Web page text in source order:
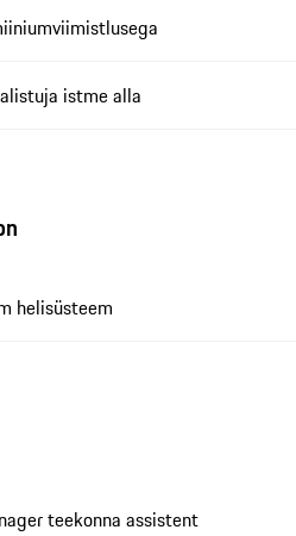
istme alla
helisüsteem
teekonna assistent